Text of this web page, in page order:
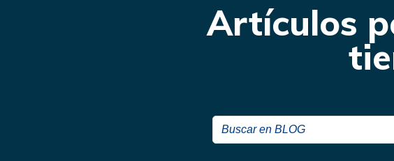
Artículos